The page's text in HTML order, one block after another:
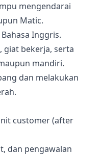
mengendarai
Matic.
Inggris.
giat bekerja, serta
mandiri.
dan melakukan
customer (after
dan pengawalan